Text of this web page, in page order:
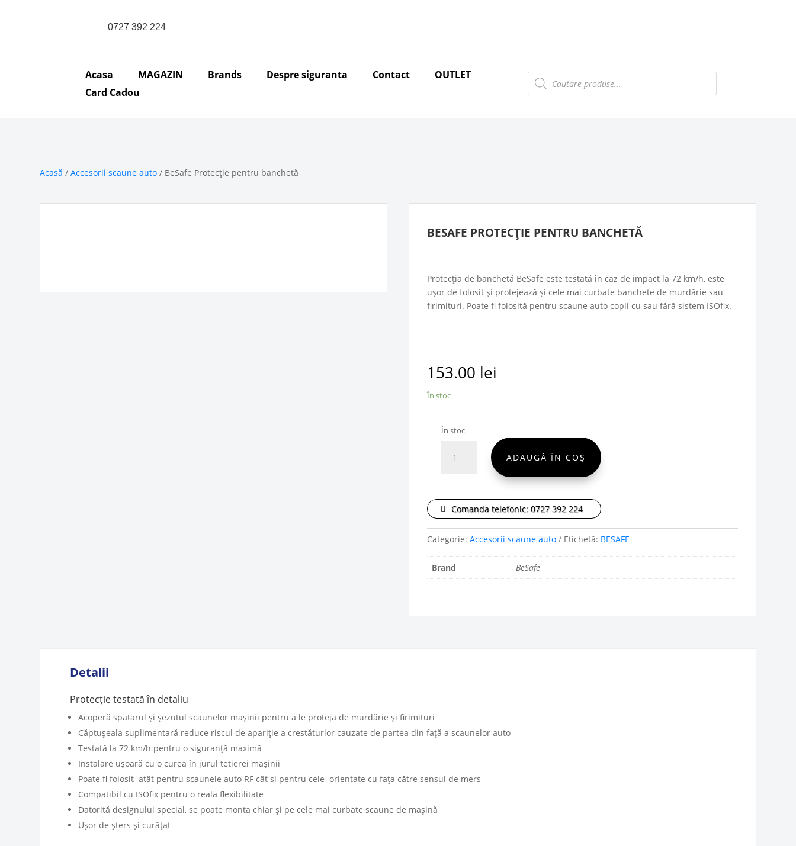
0727 392 224
Acasa MAGAZIN Brands Despre siguranta Contact
OUTLET
Card Cadou
Products
search
Acasă /Accesorii scaune auto / BeSafe Protecție pentru banchetă
BESAFE PROTECȚIE PENTRU BANCHETĂ
Protecția de banchetă BeSafe este testată în caz de impact la 72 km/h, este
ușor de folosit și protejează și cele mai curbate banchete de murdărie sau
firimituri. Poate fi folosită pentru scaune auto copii cu sau fără sistem ISOfix.
153.00 lei
În stoc
În stoc
BeSafe
banchetă
ADAUGĂ ÎN COȘ
Comanda telefonic: 0727 392 224
Categorie:Accesorii scaune auto Etichetă: BESAFE
Brand BeSafe
Detalii
Protecție testată în detaliu
Acoperă spătarul și șezutul scaunelor mașinii pentru a le proteja de murdărie și firimituri
Căptușeala suplimentară reduce riscul de apariție a crestăturlor cauzate de partea din față a scaunelor auto
Testată la 72 km/h pentru o siguranță maximă
Instalare ușoară cu o curea în jurul tetierei mașinii
Poate fi folosit atât pentru scaunele auto RF cât si pentru cele orientate cu fața către sensul de mers
Compatibil cu ISOfix pentru o reală flexibilitate
Datorită designului special, se poate monta chiar și pe cele mai curbate scaune de mașină
Ușor de șters și curățat